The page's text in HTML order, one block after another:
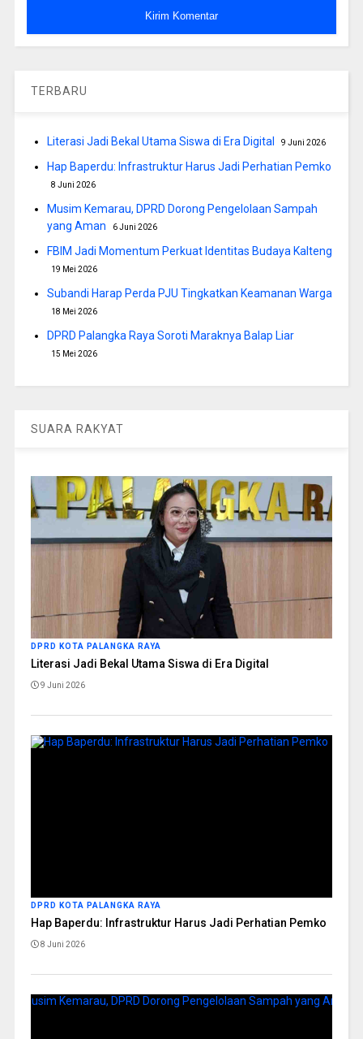
TERBARU
Literasi Jadi Bekal Utama Siswa di Era Digital 9 Juni 2026
Hap Baperdu: Infrastruktur Harus Jadi Perhatian Pemko
8 Juni 2026
Musim Kemarau, DPRD Dorong Pengelolaan Sampah
yang Aman
6 Juni 2026
FBIM Jadi Momentum Perkuat Identitas Budaya Kalteng
19 Mei 2026
Subandi Harap Perda PJU Tingkatkan Keamanan Warga
18 Mei 2026
DPRD Palangka Raya Soroti Maraknya Balap Liar
15 Mei 2026
SUARA RAKYAT
DPRD KOTA PALANGKA RAYA
Literasi Jadi Bekal Utama Siswa di Era Digital
9 Juni 2026
DPRD KOTA PALANGKA RAYA
Hap Baperdu: Infrastruktur Harus Jadi Perhatian Pemko
8 Juni 2026